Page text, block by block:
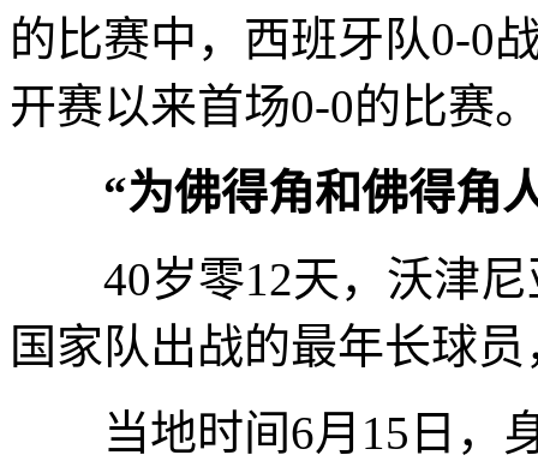
的比赛中，西班牙队0-0
开赛以来首场0-0的比赛
“为佛得角和佛得角
40岁零12天，沃津尼
国家队出战的最年长球
当地时间6月15日，身